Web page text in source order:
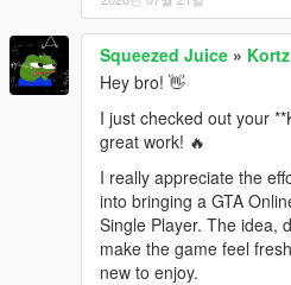
Squeezed Juice »
Hey bro! 👋
I just checked out your
great work! 🔥
I really appreciate the
into bringing a GTA
Single Player. The idea,
make the game feel
new to enjoy.